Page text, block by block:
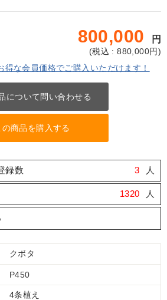
800,000 円
(税込 : 880,000円)
得な会員価格でご購入いただけます！
について問い合わせる
の商品を購入する
録数 3 人
1320 人
クボタ
P450
4条植え